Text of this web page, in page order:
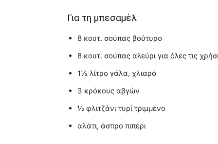
Για τη μπεσαμέλ
8 κουτ. σούπας βούτυρο
8 κουτ. σούπας αλεύρι για όλες τις
1½ λίτρο γάλα, χλιαρό
3 κρόκους αβγών
½ φλιτζάνι τυρί τριμμένο
αλάτι, άσπρο πιπέρι